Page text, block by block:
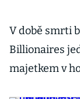
V době smrti
Billionaires
majetkem v